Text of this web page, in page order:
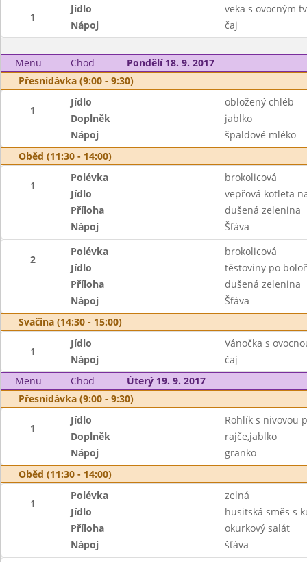
1
Jídlo
veka s ovocným
Nápoj
čaj
Menu Chod
Pondělí 18. 9. 2017
Přesnídávka (9:00 - 9:30)
1
Jídlo
obložený chléb
Doplněk
jablko
Nápoj
špaldové mléko
Oběd (11:30 - 14:00)
1
Polévka
brokolicová
Jídlo
vepřová kotleta
Příloha
dušená zelenina
Nápoj
Šťáva
2
Polévka
brokolicová
Jídlo
těstoviny po
Příloha
dušená zelenina
Nápoj
Šťáva
Svačina (14:30 - 15:00)
1
Jídlo
Vánočka s
Nápoj
čaj
Menu
Chod
Úterý 19. 9. 2017
Přesnídávka (9:00 - 9:30)
1
Jídlo
Rohlík s nivovou
Doplněk
rajče,jablko
Nápoj
granko
Oběd (11:30 - 14:00)
1
Polévka
zelná
Jídlo
husitská směs s
Příloha
okurkový salát
Nápoj
šťáva